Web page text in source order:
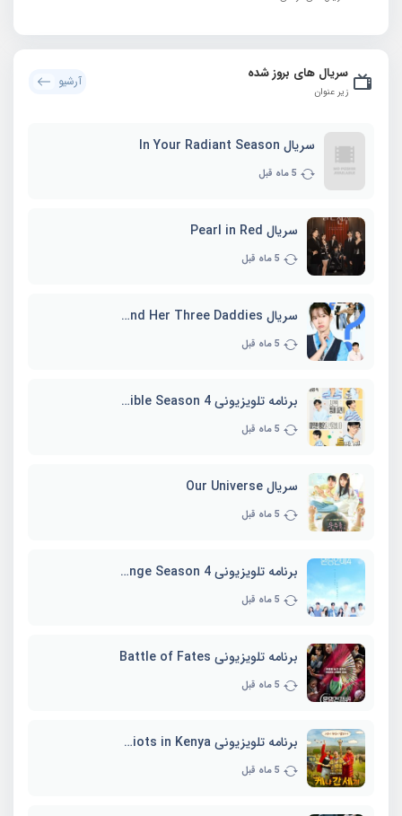
سریال های بروز شده
زیر عنوان
آرشیو
سریال In Your Radiant Season
5 ماه قبل
سریال Pearl in Red
5 ماه قبل
سریال Marie and Her Three Daddies
5 ماه قبل
برنامه تلویزیونی Whenever Possible Season 4
5 ماه قبل
سریال Our Universe
5 ماه قبل
برنامه تلویزیونی EXchange Season 4
5 ماه قبل
برنامه تلویزیونی Battle of Fates
5 ماه قبل
برنامه تلویزیونی Three Idiots in Kenya
5 ماه قبل